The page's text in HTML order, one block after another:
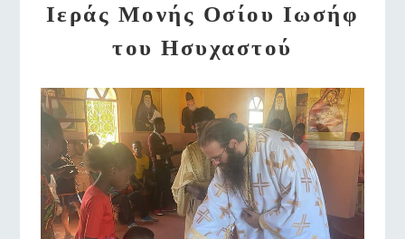
Ιεράς Μονής Οσίου Ιωσήφ
του Ησυχαστού